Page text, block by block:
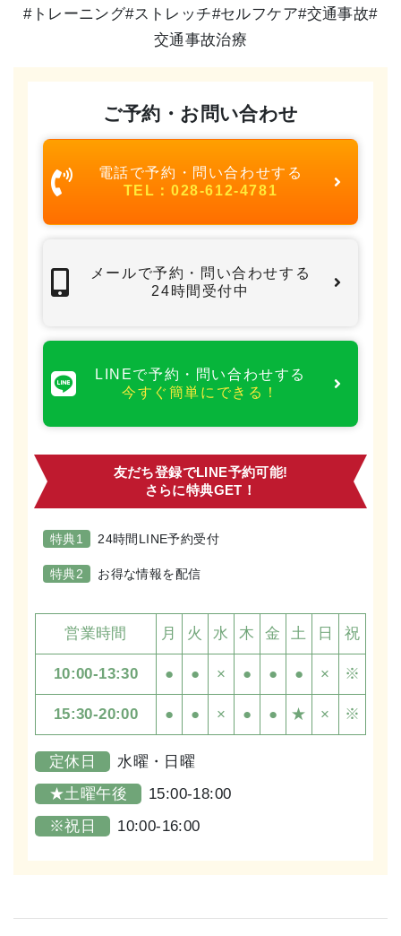
#トレーニング#ストレッチ#セルフケア#交通事故#
交通事故治療
ご予約・お問い合わせ
電話で予約・問い合わせする
TEL：028-612-4781
メールで予約・問い合わせする
24時間受付中
LINEで予約・問い合わせする
今すぐ簡単にできる！
友だち登録でLINE予約可能!
さらに特典GET！
特典1 24時間LINE予約受付
特典2 お得な情報を配信
営業時間 月 火 水 木 金 土 日 祝
10:00-13:30 ● ● × ● ● ● × ※
15:30-20:00 ● ● × ● ● ★ × ※
定休日
水曜・日曜
★土曜午後
15:00-18:00
※祝日
10:00-16:00